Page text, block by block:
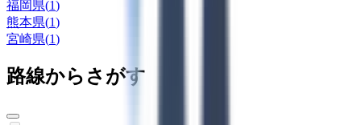
福岡県(1)
熊本県(1)
宮崎県(1)
路線からさがす